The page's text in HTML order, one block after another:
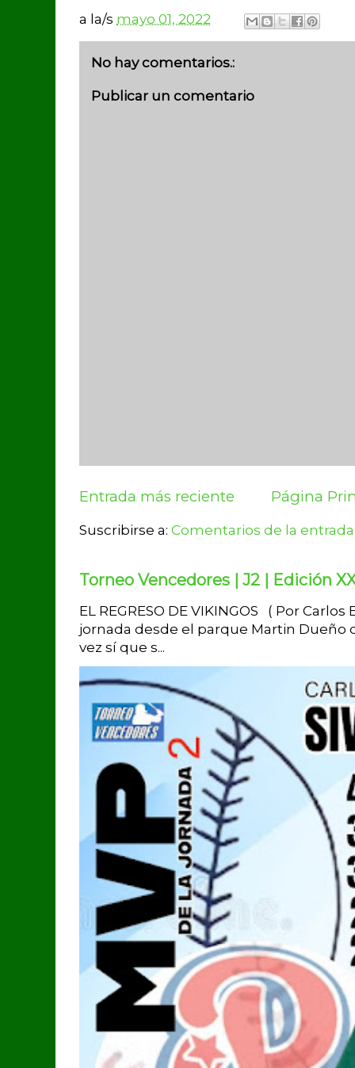
a la/s mayo 01, 2022
No hay comentarios.:
Publicar un comentario
Entrada más reciente Página
Suscribirse a: Comentarios de la
Torneo Vencedores | J2 | Edición
EL REGRESO DE VIKINGOS ( Por
jornada desde el parque Martin Dueño
vez sí que s...